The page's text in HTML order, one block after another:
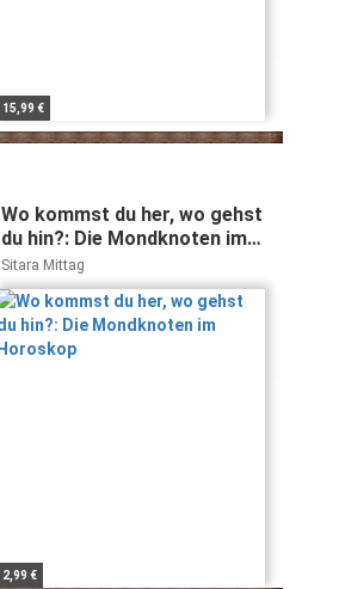
15,99 €
Wo kommst du her, wo gehst
du hin?: Die Mondknoten im
Horoskop
Sitara Mittag
2,99 €